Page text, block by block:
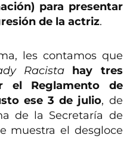
para presentar
de la actriz.
les contamos que
Racista
hay tres
el Reglamento de
ese 3 de julio, de
de la Secretaría de
muestra el desgloce